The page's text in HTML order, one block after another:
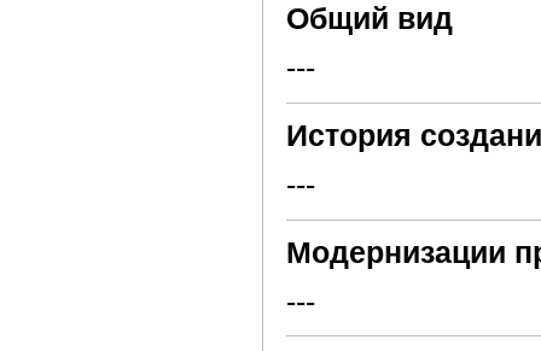
Общий вид
---
История
---
Модернизации
---